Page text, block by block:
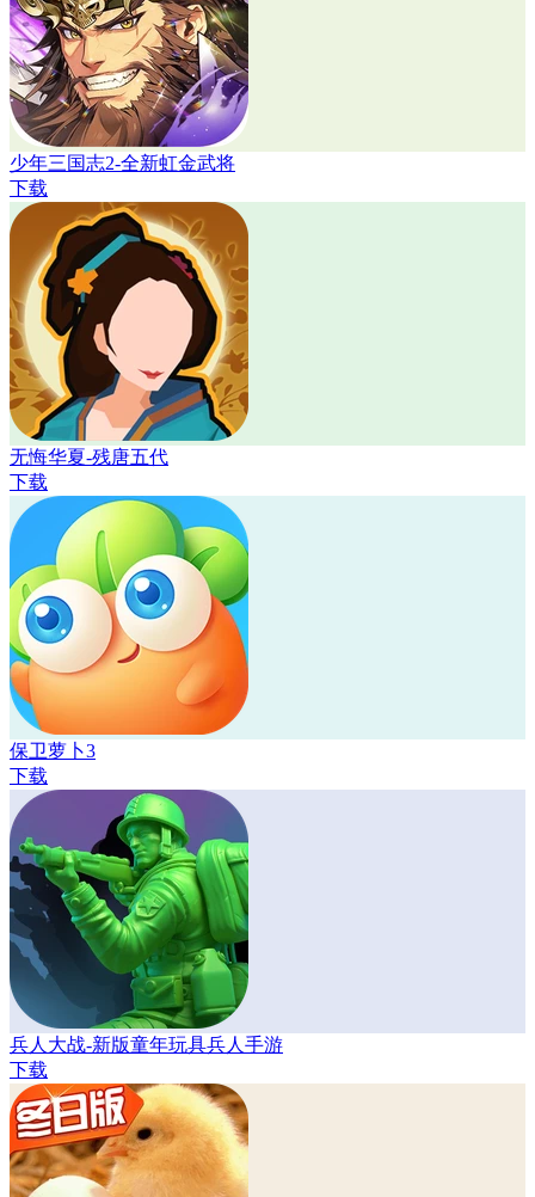
少年三国志2-全新虹金武将
下载
无悔华夏-残唐五代
下载
保卫萝卜3
下载
兵人大战-新版童年玩具兵人手游
下载